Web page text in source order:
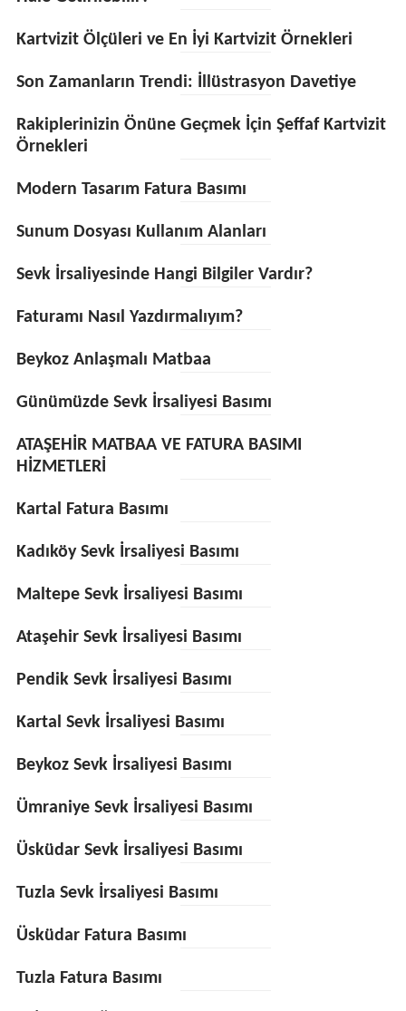
Kartvizit Ölçüleri ve En İyi Kartvizit Örnekleri
Son Zamanların Trendi: İllüstrasyon Davetiye
Rakiplerinizin Önüne Geçmek İçin Şeffaf Kartvizit
Örnekleri
Modern Tasarım Fatura Basımı
Sunum Dosyası Kullanım Alanları
Sevk İrsaliyesinde Hangi Bilgiler Vardır?
Faturamı Nasıl Yazdırmalıyım?
Beykoz Anlaşmalı Matbaa
Günümüzde Sevk İrsaliyesi Basımı
ATAŞEHİR MATBAA VE FATURA BASIMI
HİZMETLERİ
Kartal Fatura Basımı
Kadıköy Sevk İrsaliyesi Basımı
Maltepe Sevk İrsaliyesi Basımı
Ataşehir Sevk İrsaliyesi Basımı
Pendik Sevk İrsaliyesi Basımı
Kartal Sevk İrsaliyesi Basımı
Beykoz Sevk İrsaliyesi Basımı
Ümraniye Sevk İrsaliyesi Basımı
Üsküdar Sevk İrsaliyesi Basımı
Tuzla Sevk İrsaliyesi Basımı
Üsküdar Fatura Basımı
Tuzla Fatura Basımı